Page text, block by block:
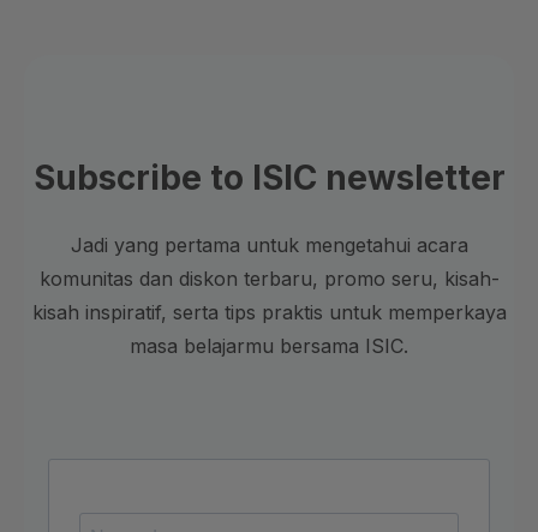
Subscribe to ISIC newsletter
Jadi yang pertama untuk mengetahui acara
komunitas dan diskon terbaru, promo seru, kisah-
kisah inspiratif, serta tips praktis untuk memperkaya
masa belajarmu bersama ISIC.